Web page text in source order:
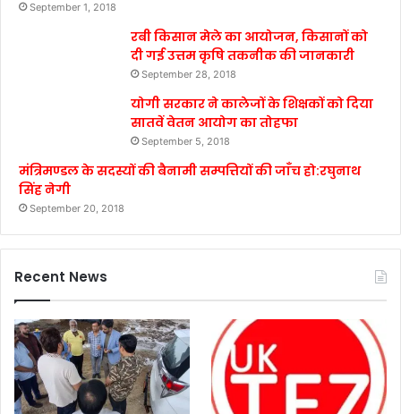
September 1, 2018
रबी किसान मेले का आयोजन, किसानों को
दी गई उत्तम कृषि तकनीक की जानकारी
September 28, 2018
योगी सरकार ने कालेजों के शिक्षकों को दिया
सातवें वेतन आयोग का तोहफा
September 5, 2018
मंत्रिमण्डल के सदस्यों की बैनामी सम्पत्तियों की जाँच हो:रघुनाथ
सिंह नेगी
September 20, 2018
Recent News